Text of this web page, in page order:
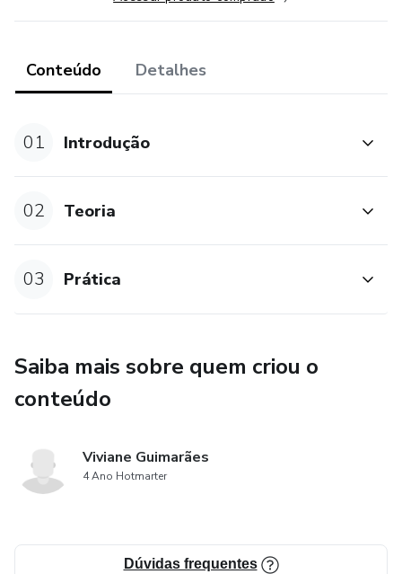
vaga. Estou esperando por você!
Conteúdo Detalhes
01 Introdução
02 Teoria
03 Prática
Saiba mais sobre quem criou o
conteúdo
Viviane Guimarães
4 Ano Hotmarter
Dúvidas frequentes